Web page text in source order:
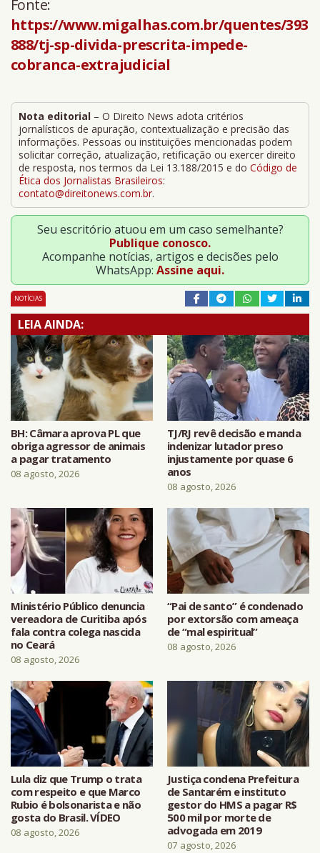
Fonte:
https://www.migalhas.com.br/quentes/393
888/tj-sp-divida-prescrita-impede-
cobranca-extrajudicial
Nota editorial – O Direito News adota critérios
jornalísticos de apuração, contextualização e precisão das
informações. Pessoas ou instituições mencionadas podem
solicitar correção, atualização, retificação ou exercer direito
de resposta, nos termos da Lei 13.188/2015 e do Código de
Ética dos Jornalistas Brasileiros:
contato@direitonews.com.br.
Seu escritório atuou em um caso semelhante?
Publique conosco.
Acompanhe notícias, artigos e decisões pelo
WhatsApp: Assine aqui.
NOTÍCIAS
LEIA AINDA:
BH: Câmara aprova PL que
obriga agressor de animais
a pagar tratamento
08 agosto, 2026
TJ/RJ revê decisão e manda
indenizar lutador preso
injustamente por quase 6
anos
08 agosto, 2026
Ministério Público denuncia
vereadora de Curitiba após
fala contra colega nascida
no Ceará
08 agosto, 2026
“Pai de santo” é condenado
por extorsão com ameaça
de “mal espiritual”
08 agosto, 2026
Lula diz que Trump o trata
com respeito e que Marco
Rubio é bolsonarista e não
gosta do Brasil. VÍDEO
08 agosto, 2026
Justiça condena Prefeitura
de Santarém e instituto
gestor do HMS a pagar R$
500 mil por morte de
advogada em 2019
07 agosto, 2026